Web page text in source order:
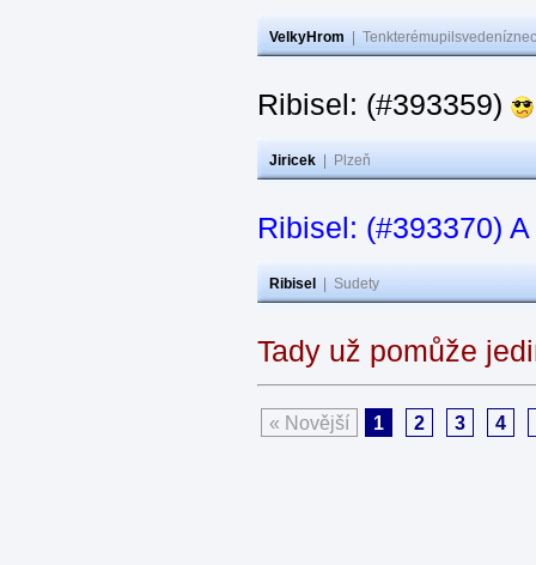
VelkyHrom
Ribisel: (#393359)
Jiricek Plzeň
Ribisel: (#393370)
Ribisel Sudety
Tady už pomůže
« Novější 1 2 3 4